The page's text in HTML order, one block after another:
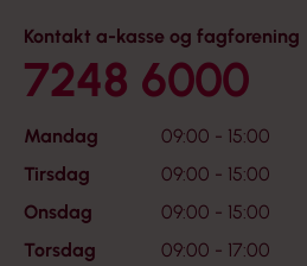
Kontakt a-kasse og fagforening
7248 6000
Mandag
09:00 - 15:00
Tirsdag
09:00 - 15:00
Onsdag
09:00 - 15:00
Torsdag
09:00 - 17:00